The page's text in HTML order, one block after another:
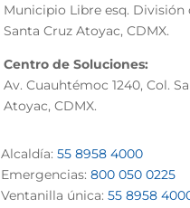
Municipio Libre esq. División
Santa Cruz Atoyac, CDMX.
Centro de Soluciones:
Av. Cuauhtémoc 1240, Col.
Atoyac, CDMX.
Alcaldía: 55 8958 4000
Emergencias: 800 050 0225
Ventanilla única: 55 8958